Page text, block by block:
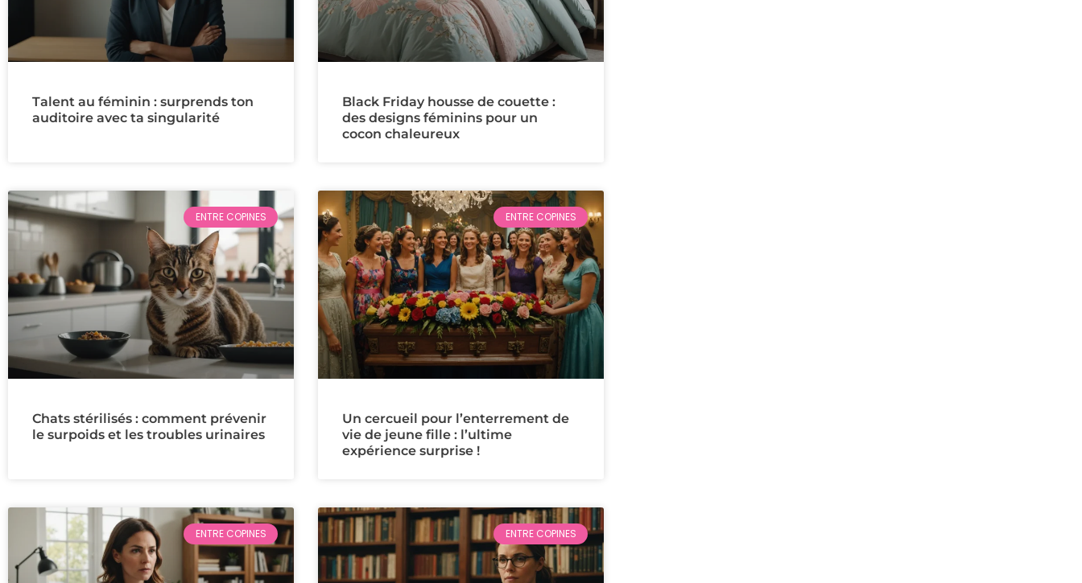
Talent au féminin : surprends ton
auditoire avec ta singularité
Black Friday housse de couette :
des designs féminins pour un
cocon chaleureux
ENTRE COPINES
Chats stérilisés : comment prévenir
le surpoids et les troubles urinaires
ENTRE COPINES
Un cercueil pour l’enterrement de
vie de jeune fille : l’ultime
expérience surprise !
ENTRE COPINES ENTRE COPINES